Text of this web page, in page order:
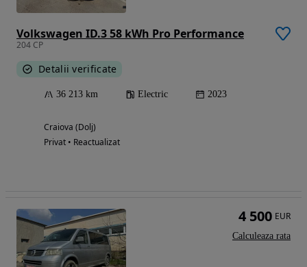
Volkswagen ID.3 58 kWh Pro Performance
204 CP
Detalii verificate
36 213 km Electric 2023
Craiova (Dolj)
Privat • Reactualizat
4 500 EUR
Calculeaza rata